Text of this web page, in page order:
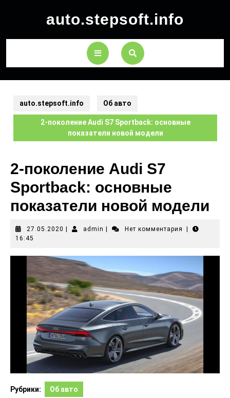
auto.stepsoft.info
auto.stepsoft.info Об авто
2-поколение Audi S7 Sportback: основные
показатели новой модели
2-поколение Audi S7
Sportback: основные
показатели новой модели
27.05.2020 admin Нет комментария
16:45
Рубрики: Об авто